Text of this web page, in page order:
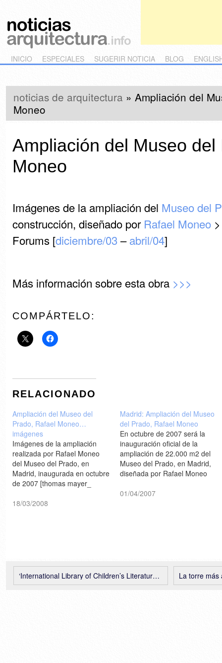
Main menu
Skip to primary content
Skip to secondary content
INICIO ESPECIALES SUGERIR NOTICIA BLOG
noticias de arquitectura » Ampliación del
Moneo
Ampliación del Museo del
Moneo
Imágenes de la ampliación del Museo del
construcción, diseñado por Rafael Moneo>
Forums [diciembre/03–abril/04]
Más información sobre esta obra >>>
COMPÁRTELO:
RELACIONADO
Ampliación del Museo del
Prado, Rafael Moneo…
imágenes
Imágenes de la ampliación
realizada por Rafael Moneo
del Museo del Prado, en
Madrid, inaugurada en octubre
de 2007 [thomas mayer_
18/03/2008
Madrid: Ampliación del Museo
del Prado, Rafael Moneo
En octubre de 2007 será la
inauguración oficial de la
ampliación de 22.000 m2 del
Museo del Prado, en Madrid,
diseñada por Rafael Moneo
20minutos.es] Gráfico del
01/04/2007
La torre más alta
‘International Library of Children’s Literature’, Tokyo, Tadao Ando